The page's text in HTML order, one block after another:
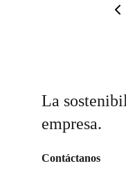
La
empresa.
Contáctanos